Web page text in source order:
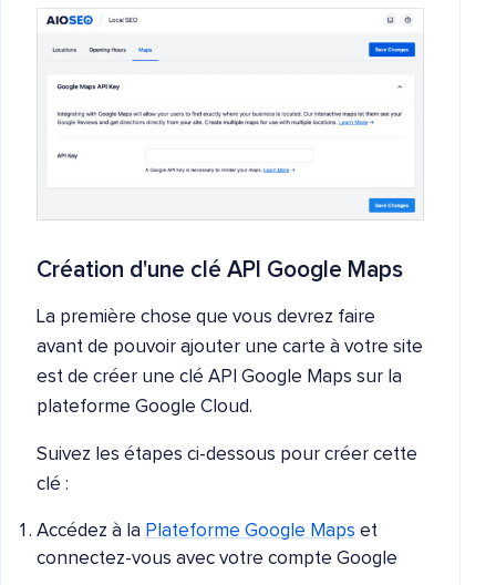
Création d'une clé API Google Maps
La première chose que vous devrez faire
avant de pouvoir ajouter une carte à votre site
est de créer une clé API Google Maps sur la
plateforme Google Cloud.
Suivez les étapes ci-dessous pour créer cette
clé :
Accédez à la Plateforme Google Maps et
connectez-vous avec votre compte Google